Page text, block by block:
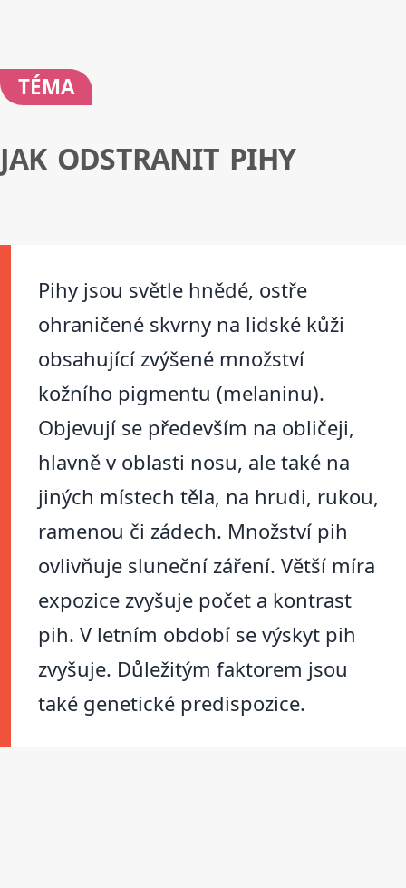
TÉMA
JAK ODSTRANIT PIHY
Pihy jsou světle hnědé, ostře
ohraničené skvrny na lidské kůži
obsahující zvýšené množství
kožního pigmentu (melaninu).
Objevují se především na obličeji,
hlavně v oblasti nosu, ale také na
jiných místech těla, na hrudi, rukou,
ramenou či zádech. Množství pih
ovlivňuje sluneční záření. Větší míra
expozice zvyšuje počet a kontrast
pih. V letním období se výskyt pih
zvyšuje. Důležitým faktorem jsou
také genetické predispozice.